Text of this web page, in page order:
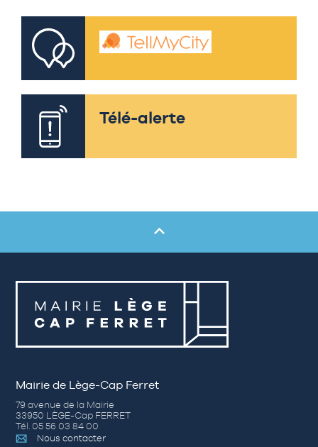
Télé-alerte
Mairie de Lège-Cap Ferret
79 avenue de la Mairie
33950 LÈGE-Cap FERRET
Tél. 05 56 03 84 00
Nous contacter